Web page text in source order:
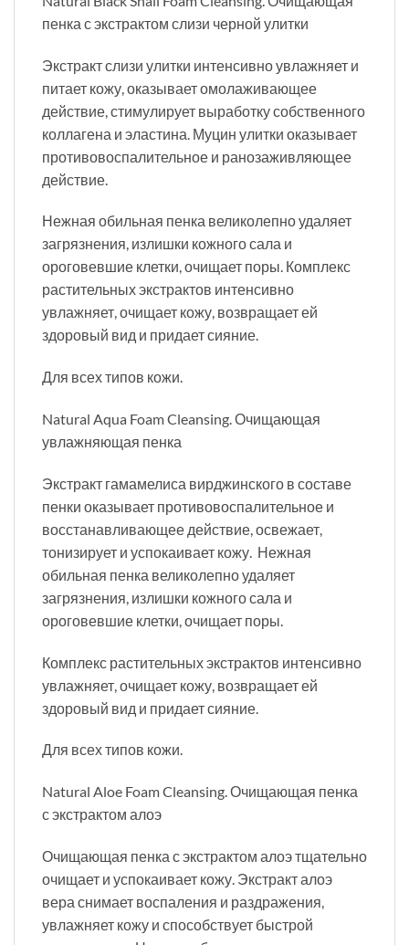
пенка с экстрактом слизи черной улитки
Экстракт слизи улитки интенсивно увлажняет и
питает кожу, оказывает омолаживающее
действие, стимулирует выработку собственного
коллагена и эластина. Муцин улитки оказывает
противовоспалительное и ранозаживляющее
действие.
Нежная обильная пенка великолепно удаляет
загрязнения, излишки кожного сала и
ороговевшие клетки, очищает поры. Комплекс
растительных экстрактов интенсивно
увлажняет, очищает кожу, возвращает ей
здоровый вид и придает сияние.
Для всех типов кожи.
Natural Aqua Foam Cleansing. Очищающая
увлажняющая пенка
Экстракт гамамелиса вирджинского в составе
пенки оказывает противовоспалительное и
восстанавливающее действие, освежает,
тонизирует и успокаивает кожу. Нежная
обильная пенка великолепно удаляет
загрязнения, излишки кожного сала и
ороговевшие клетки, очищает поры.
Комплекс растительных экстрактов интенсивно
увлажняет, очищает кожу, возвращает ей
здоровый вид и придает сияние.
Для всех типов кожи.
Natural Aloe Foam Cleansing. Очищающая пенка
с экстрактом алоэ
Очищающая пенка с экстрактом алоэ тщательно
очищает и успокаивает кожу. Экстракт алоэ
вера снимает воспаления и раздражения,
увлажняет кожу и способствует быстрой